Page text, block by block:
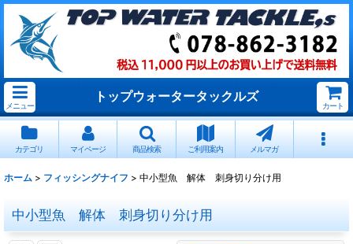
メニュー
トップウォータータックルズ
カート
カテゴリ マイページ 商品検索 ご利用案内 メルマガ
ホーム > フィッシングナイフ > 中小型魚 解体 刺身切り分け用
中小型魚 解体 刺身切り分け用